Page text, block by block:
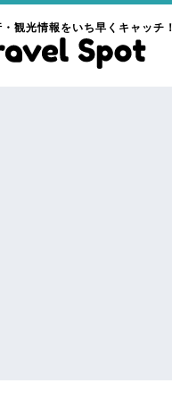
観光情報をいち早くキャッチ！